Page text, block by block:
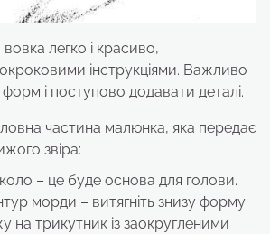
легко і красиво,
інструкціями. Важливо
і поступово додавати деталі.
частина малюнка, яка передає
звіра:
– це буде основа для голови.
морди – витягніть знизу форму
на трикутник із заокругленими